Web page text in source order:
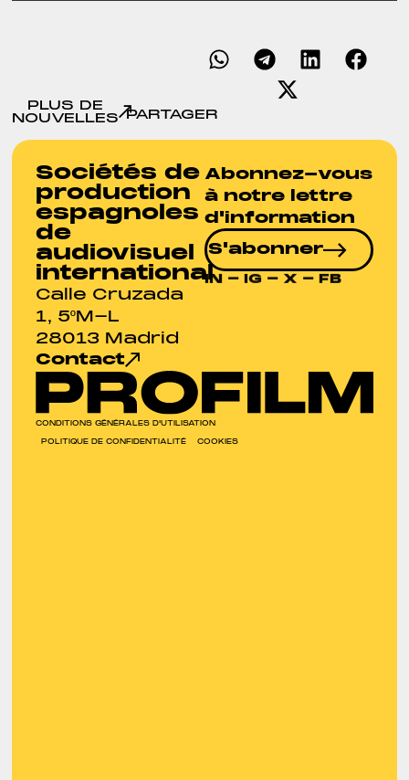
PLUS DE
NOUVELLES PARTAGER
Sociétés de
production
espagnoles
de
audiovisuel
international
Calle Cruzada
1, 5ºM-L
28013 Madrid
Contact
Abonnez-vous
à notre lettre
d'information
S'abonner
IN - IG - X - FB
CONDITIONS GÉNÉRALES D'UTILISATION
POLITIQUE DE CONFIDENTIALITÉ COOKIES